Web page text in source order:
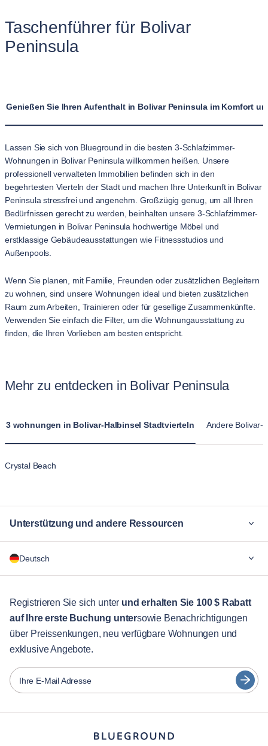
Taschenführer für Bolivar
Peninsula
Genießen Sie Ihren Aufenthalt in Bolivar Peninsula im Komfort
Lassen Sie sich von Blueground in die besten 3-Schlafzimmer-
Wohnungen in Bolivar Peninsula willkommen heißen. Unsere
professionell verwalteten Immobilien befinden sich in den
begehrtesten Vierteln der Stadt und machen Ihre Unterkunft in Bolivar
Peninsula stressfrei und angenehm. Großzügig genug, um all Ihren
Bedürfnissen gerecht zu werden, beinhalten unsere 3-Schlafzimmer-
Vermietungen in Bolivar Peninsula hochwertige Möbel und
erstklassige Gebäudeausstattungen wie Fitnessstudios und
Außenpools.
Wenn Sie planen, mit Familie, Freunden oder zusätzlichen Begleitern
zu wohnen, sind unsere Wohnungen ideal und bieten zusätzlichen
Raum zum Arbeiten, Trainieren oder für gesellige Zusammenkünfte.
Verwenden Sie einfach die Filter, um die Wohnungausstattung zu
finden, die Ihren Vorlieben am besten entspricht.
Mehr zu entdecken in Bolivar Peninsula
3 wohnungen in Bolivar-Halbinsel Stadtvierteln Andere Bolivar-
Crystal Beach
Unterstützung und andere Ressourcen
Für Unternehmen
Gästebetreuung
Stadt-Guide
Partner
Vermieter von Möbeln
Vermieter
Franchise-Partner
Deutsch
English
Português
Español
Français
Türkçe
Registrieren Sie sich unter und erhalten Sie 100 $ Rabatt
auf Ihre erste Buchung untersowie Benachrichtigungen
über Preissenkungen, neu verfügbare Wohnungen und
exklusive Angebote.
Ihre E-Mail Adresse